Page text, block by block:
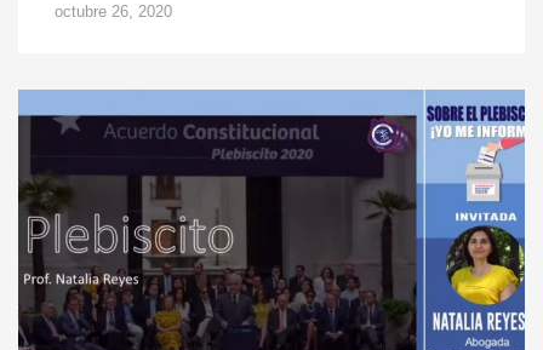
octubre 26, 2020